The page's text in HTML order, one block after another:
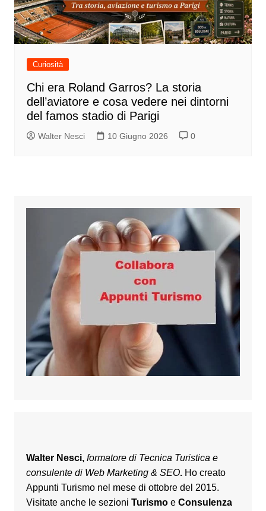
Curiosità
Chi era Roland Garros? La storia
dell’aviatore e cosa vedere nei dintorni
del famos stadio di Parigi
Walter Nesci 10 Giugno 2026 0
Walter Nesci, formatore di Tecnica Turistica e
consulente di Web Marketing & SEO. Ho creato
Appunti Turismo nel mese di ottobre del 2015.
Visitate anche le sezioni Turismo e Consulenza